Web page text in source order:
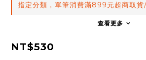
指定分類，單筆消費滿899元超商取貨
查看更多
NT$530